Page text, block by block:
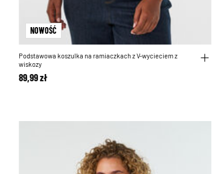
NOWOŚĆ
Podstawowa koszulka na ramiaczkach z V-wycieciem z
wiskozy
89,99 zł